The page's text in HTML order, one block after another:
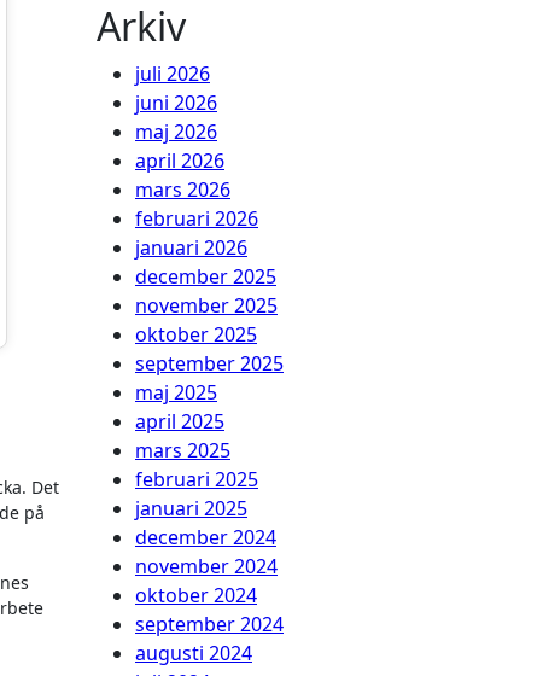
Det
på
Arkiv
juli 2026
juni 2026
maj 2026
april 2026
mars 2026
februari 2026
januari 2026
december 2025
november 2025
oktober 2025
september 2025
maj 2025
april 2025
mars 2025
februari 2025
januari 2025
december 2024
november 2024
oktober 2024
september 2024
augusti 2024